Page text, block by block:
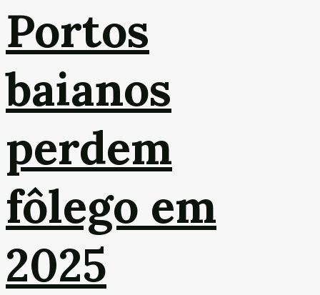
Portos
baianos
perdem
fôlego em
2025